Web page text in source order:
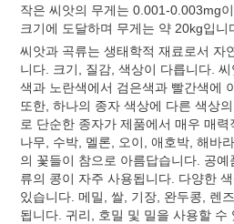
작은 씨앗의 무게는 0.001-0.003mg
크기에 도달하며 무게는 약 20kg입니
씨앗과 곡류는 생태학적 재료로서 자
니다. 크기, 질감, 색상이 다릅니다.
색과 노란색에서 검은색과 빨간색에
또한, 하나의 종자 색상에 다른 색상
로 단순한 종자가 제품에서 매우 매
나무, 수박, 멜론, 오이, 애호박, 해바
의 꽃들이 참으로 아름답습니다. 공
류의 콩이 자주 사용됩니다. 다양한
있습니다. 메밀, 쌀, 기장, 완두콩, 렌
됩니다. 귀리, 호밀 및 밀을 사용할 수